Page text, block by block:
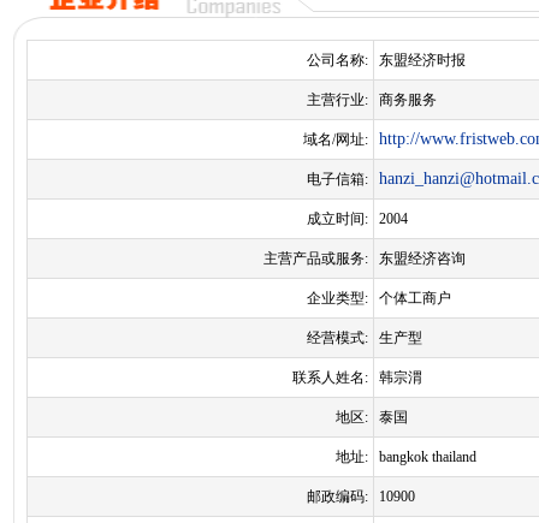
公司名称: 东盟经济时报
主营行业: 商务服务
域名/网址: http://
电子信箱:
成立时间: 2004
主营产品或服务: 东盟经济咨询
企业类型: 个体工商户
经营模式: 生产型
联系人姓名: 韩宗渭
地区: 泰国
地址: bangkok thailand
邮政编码: 10900